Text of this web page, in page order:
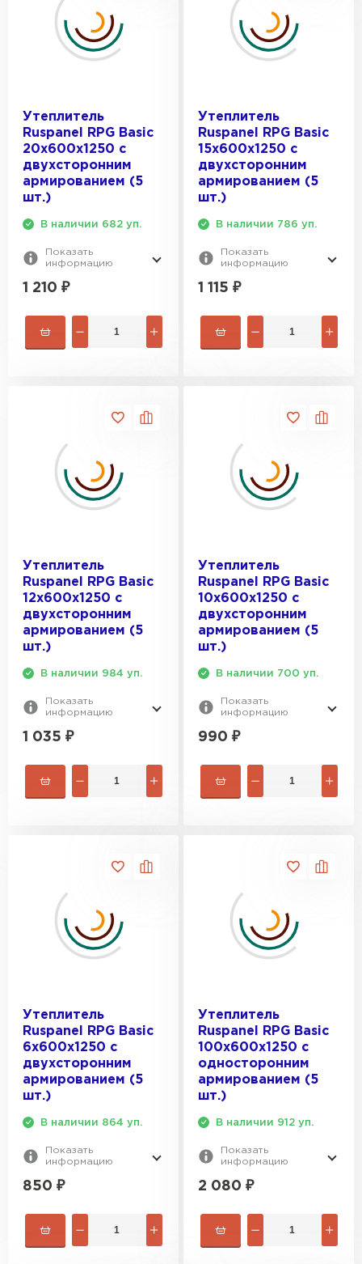
Утеплитель
Ruspanel RPG Basic
20х600х1250 с
двухсторонним
армированием (5
шт.)
В наличии 682 уп.
Показать
информацию
1 210 ₽
Утеплитель
Ruspanel RPG Basic
15х600х1250 с
двухсторонним
армированием (5
шт.)
В наличии 786 уп.
Показать
информацию
1 115 ₽
Утеплитель
Ruspanel RPG Basic
12х600х1250 с
двухсторонним
армированием (5
шт.)
В наличии 984 уп.
Показать
информацию
1 035 ₽
Утеплитель
Ruspanel RPG Basic
10х600х1250 с
двухсторонним
армированием (5
шт.)
В наличии 700 уп.
Показать
информацию
990 ₽
Утеплитель
Ruspanel RPG Basic
6х600х1250 с
двухсторонним
армированием (5
шт.)
В наличии 864 уп.
Показать
информацию
850 ₽
Утеплитель
Ruspanel RPG Basic
100х600х1250 с
односторонним
армированием (5
шт.)
В наличии 912 уп.
Показать
информацию
2 080 ₽